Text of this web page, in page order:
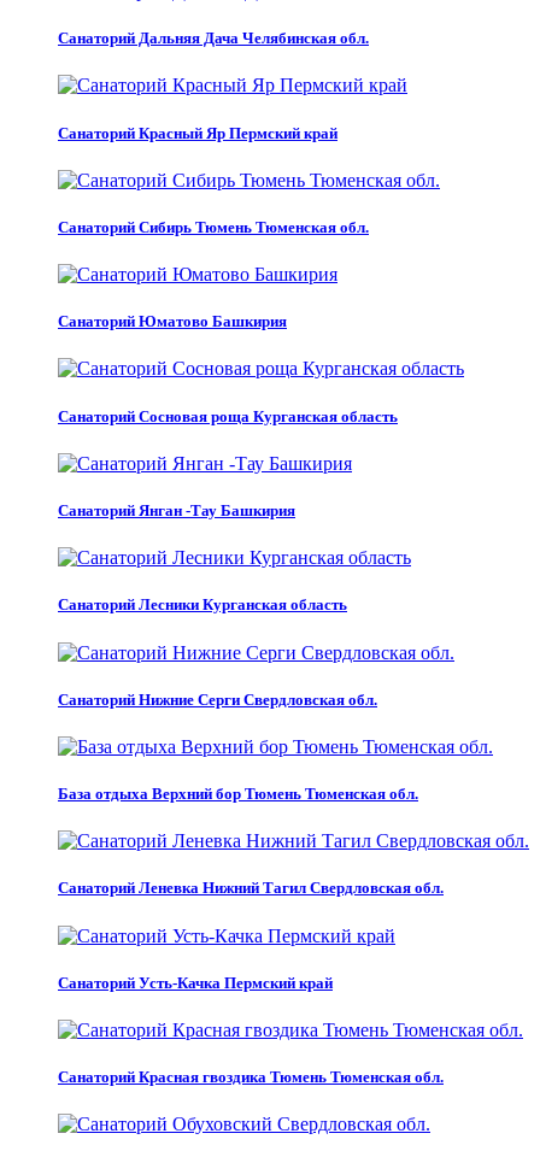
Санаторий Дальняя Дача Челябинская обл.
Санаторий Красный Яр Пермский край
Санаторий Сибирь Тюмень Тюменская обл.
Санаторий Юматово Башкирия
Санаторий Сосновая роща Курганская область
Санаторий Янган -Тау Башкирия
Санаторий Лесники Курганская область
Санаторий Нижние Серги Свердловская обл.
База отдыха Верхний бор Тюмень Тюменская обл.
Санаторий Леневка Нижний Тагил Свердловская обл.
Санаторий Усть-Качка Пермский край
Санаторий Красная гвоздика Тюмень Тюменская обл.